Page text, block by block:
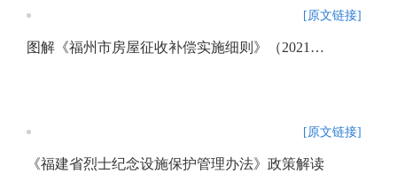
[原文链接]
图解《福州市房屋征收补偿实施细则》（2021年修订版）政策解读
[原文链接]
《福建省烈士纪念设施保护管理办法》政策解读